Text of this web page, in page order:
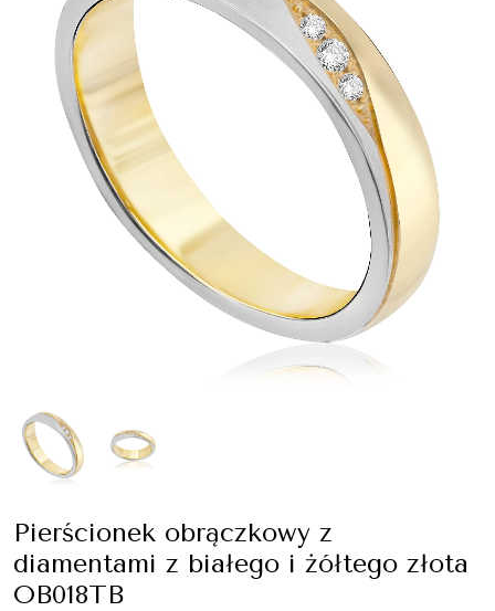
Pierścionek obrączkowy z
diamentami z białego i żółtego złota
OB018TB